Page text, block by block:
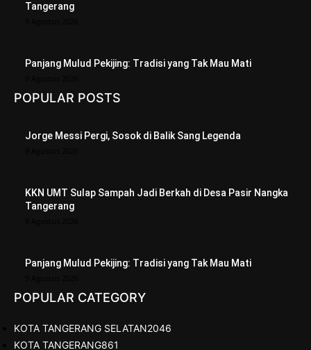
Tangerang
Panjang Mulud Pekijing: Tradisi yang Tak Mau Mati
POPULAR POSTS
Jorge Messi Pergi, Sosok di Balik Sang Legenda
KKN UMT Sulap Sampah Jadi Berkah di Desa Pasir Nangka
Tangerang
Panjang Mulud Pekijing: Tradisi yang Tak Mau Mati
POPULAR CATEGORY
KOTA TANGERANG SELATAN2046
KOTA TANGERANG861